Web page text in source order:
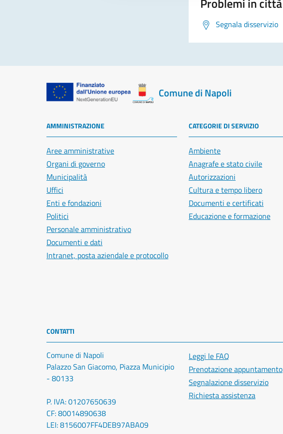
Segnala disservizio
Comune di Napoli
AMMINISTRAZIONE
Aree amministrative
Organi di governo
Municipalità
Uffici
Enti e fondazioni
Politici
Personale amministrativo
Documenti e dati
Intranet, posta aziendale e protocollo
CATEGORIE DI SERVIZIO
Ambiente
Anagrafe e stato civile
Autorizzazioni
Cultura e tempo libero
Documenti e certificati
Educazione e formazione
CONTATTI
Comune di Napoli
Palazzo San Giacomo, Piazza Municipio
- 80133
P. IVA: 01207650639
CF: 80014890638
LEI: 8156007FF4DEB97ABA09
Leggi le FAQ
Prenotazione appuntamento
Segnalazione disservizio
Richiesta assistenza